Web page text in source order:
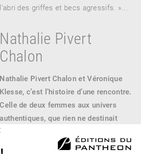
l’abri des griffes et becs agressifs. »...
Nathalie Pivert
Chalon
Nathalie Pivert Chalon et Véronique
Klesse, c’est l’histoire d’une rencontre.
Celle de deux femmes aux univers
authentiques, que rien ne destinait
particulièrement à se rencontrer, si ce
n’est… leur maison d’édition !...